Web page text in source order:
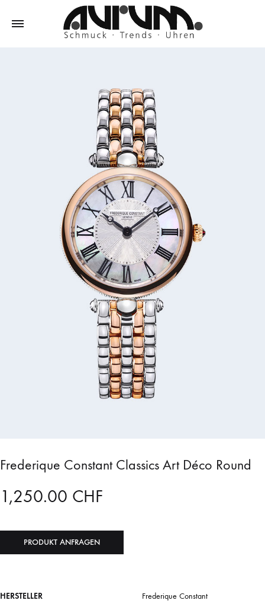
Frederique Constant Classics Art Déco Round
1,250.00 CHF
PRODUKT ANFRAGEN
HERSTELLER Frederique Constant